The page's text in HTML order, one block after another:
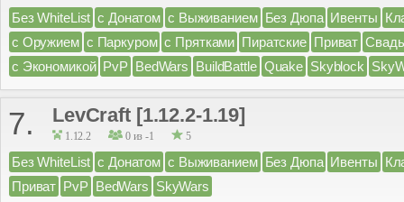
Без WhiteList с Донатом с Выживанием Без Дюпа Ивенты
с Оружием с Паркуром с Прятками Пиратские Приват
с Экономикой PvP BedWars BuildBattle Quake Skyblock
7. LevCraft [1.12.2-1.19]
1.12.2 0 из -1 5
Без WhiteList с Донатом с Выживанием Без Дюпа Ивенты
Приват PvP BedWars SkyWars